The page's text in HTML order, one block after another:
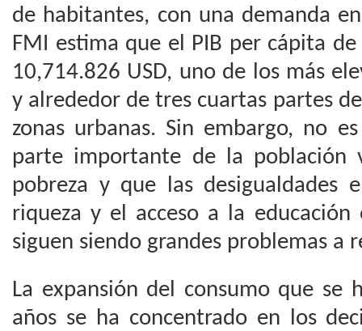
de habitantes, con una demanda
FMI estima que el PIB per cápita
10,714.826 USD, uno de los más
y alrededor de tres cuartas partes
zonas urbanas. Sin embargo, no
parte importante de la población
pobreza y que las desigualdades
riqueza y el acceso a la
siguen siendo grandes problemas a
La expansión del consumo que se
años se ha concentrado en los